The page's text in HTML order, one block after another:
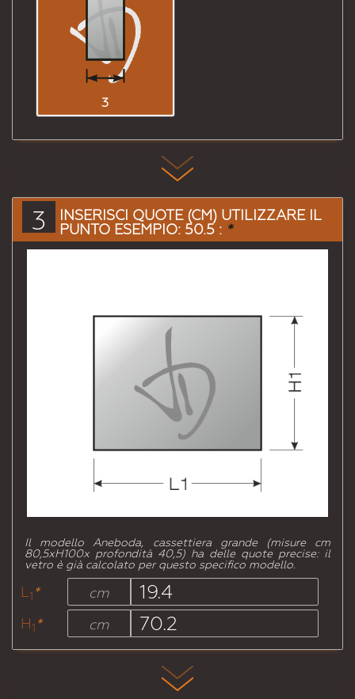
3
3
INSERISCI QUOTE (CM) UTILIZZARE IL
PUNTO ESEMPIO: 50.5 : *
Il modello Aneboda, cassettiera grande (misure cm
80,5xH100x profondità 40,5) ha delle quote precise: il
vetro è già calcolato per questo specifico modello.
L1 *
cm
H1 * cm